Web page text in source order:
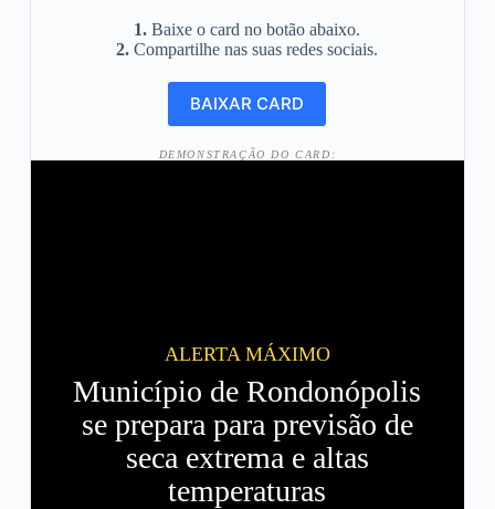
1. Baixe o card no botão abaixo.
2. Compartilhe nas suas redes sociais.
DEMONSTRAÇÃO DO CARD:
ALERTA MÁXIMO
Município de Rondonópolis
se prepara para previsão de
seca extrema e altas
temperaturas